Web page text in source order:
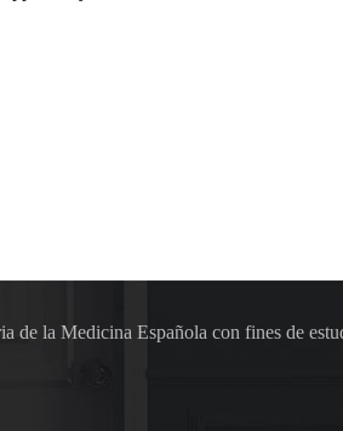
de la Medicina Española con fines de